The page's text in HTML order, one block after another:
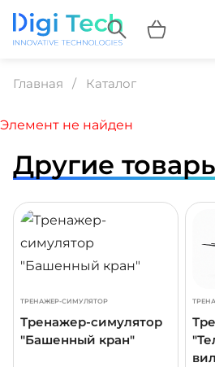
Главная Каталог
Элемент не найден
Другие
ТРЕНАЖЕР-СИМУЛЯТОР
Тренажер-симулятор
"Башенный кран"